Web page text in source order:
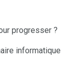
progresser ?
informatique